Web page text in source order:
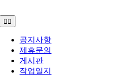
Toggle
Navigation
공지사항
제휴문의
게시판
작업일지